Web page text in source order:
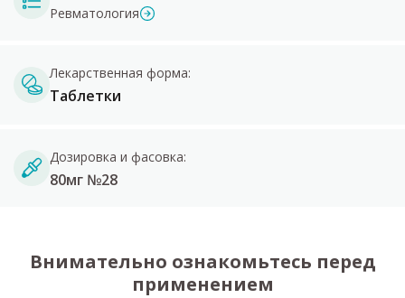
Ревматология
Лекарственная форма:
Таблетки
Дозировка и фасовка:
80мг №28
Внимательно ознакомьтесь перед
применением